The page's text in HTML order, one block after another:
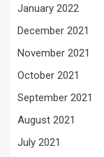
January 2022
December 2021
November 2021
October 2021
September 2021
August 2021
July 2021